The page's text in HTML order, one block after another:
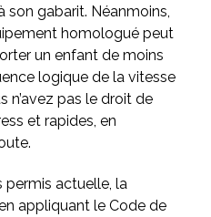
gabarit. Néanmoins,
homologué peut
un enfant de moins
logique de la vitesse
n’avez pas le droit de
et rapides, en
permis actuelle, la
appliquant le Code de